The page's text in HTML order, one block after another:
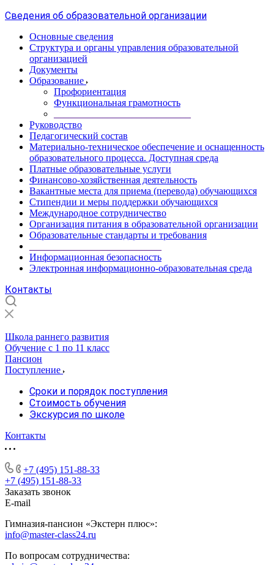
Сведения об образовательной организации
Основные сведения
Структура и органы управления образовательной
организацией
Документы
Образование
Профориентация
Функциональная грамотность
Руководство
Педагогический состав
Материально-техническое обеспечение и оснащенность
образовательного процесса. Доступная среда
Платные образовательные услуги
Финансово-хозяйственная деятельность
Вакантные места для приема (перевода) обучающихся
Стипендии и меры поддержки обучающихся
Международное сотрудничество
Организация питания в образовательной организации
Образовательные стандарты и требования
Информационная безопасность
Электронная информационно-образовательная среда
Контакты
Школа раннего развития
Обучение с 1 по 11 класс
Пансион
Поступление
Сроки и порядок поступления
Стоимость обучения
Экскурсия по школе
Контакты
+7 (495) 151-88-33
+7 (495) 151-88-33
Заказать звонок
E-mail
Гимназия-пансион «Экстерн плюс»:
info@master-class24.ru
По вопросам сотрудничества: